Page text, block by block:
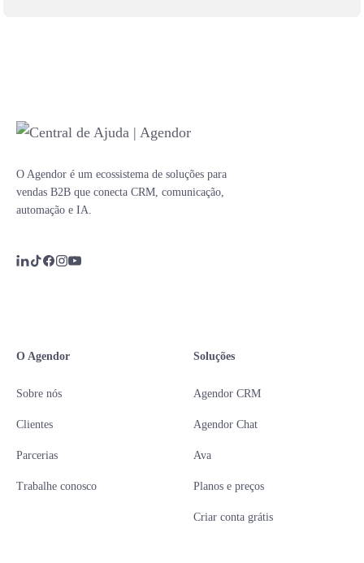
O Agendor é um ecossistema de soluções para
vendas B2B que conecta CRM, comunicação,
automação e IA.
O Agendor
Sobre nós
Clientes
Parcerias
Trabalhe conosco
Soluções
Agendor CRM
Agendor Chat
Ava
Planos e preços
Criar conta grátis